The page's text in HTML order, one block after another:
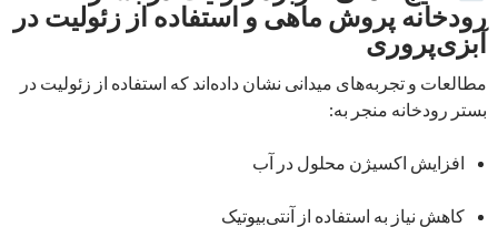
رودخانه پروش ماهی و استفاده از زئولیت در
آبزی‌پروری
مطالعات و تجربه‌های میدانی نشان داده‌اند که استفاده از زئولیت در
بستر رودخانه منجر به:
افزایش اکسیژن محلول در آب
کاهش نیاز به استفاده از آنتی‌بیوتیک